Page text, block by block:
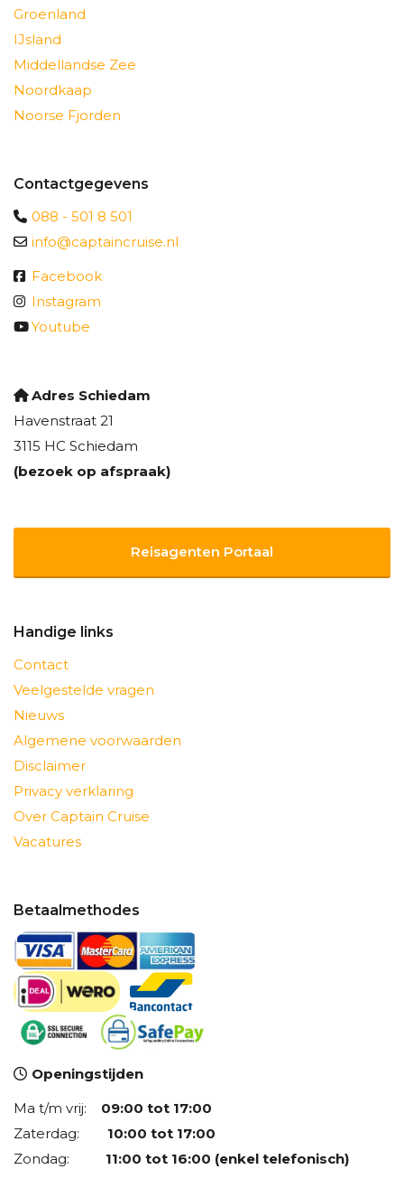
Groenland
IJsland
Middellandse Zee
Noordkaap
Noorse Fjorden
Contactgegevens
088 - 501 8 501
info@captaincruise.nl
Facebook
Instagram
Youtube
Adres Schiedam
Havenstraat 21
3115 HC Schiedam
(bezoek op afspraak)
Reisagenten Portaal
Handige links
Contact
Veelgestelde vragen
Nieuws
Algemene voorwaarden
Disclaimer
Privacy verklaring
Over Captain Cruise
Vacatures
Betaalmethodes
Openingstijden
Ma t/m vrij: 09:00 tot 17:00
Zaterdag: 10:00 tot 17:00
Zondag: 11:00 tot 16:00 (enkel telefonisch)